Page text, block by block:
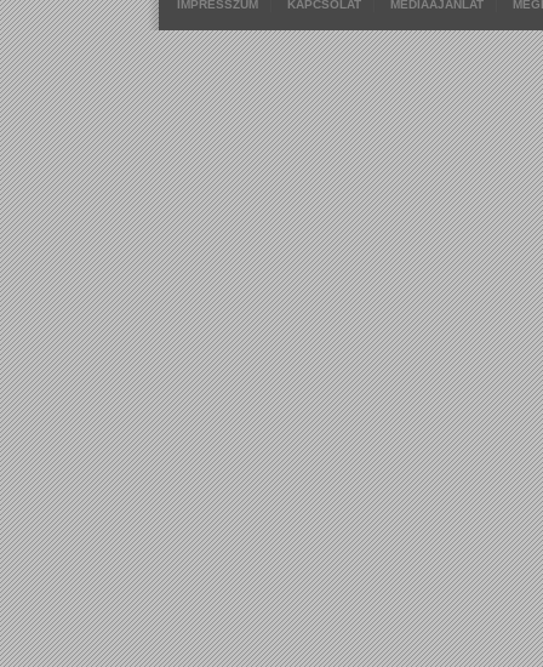
IMPRESSZUM KAPCSOLAT MÉDIAAJÁNLAT